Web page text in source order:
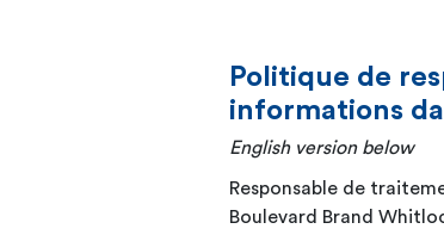
Politique de
informations
English version below
Responsable de
Boulevard Brand